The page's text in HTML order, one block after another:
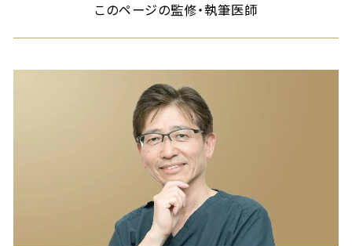
このページの監修・執筆医師